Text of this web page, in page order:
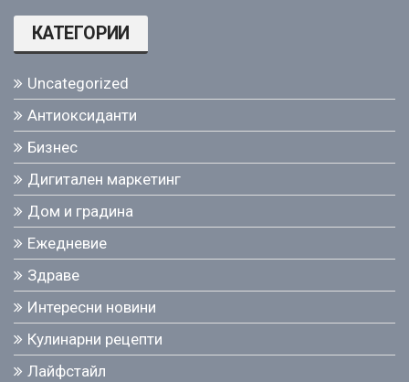
КАТЕГОРИИ
Uncategorized
Антиоксиданти
Бизнес
Дигитален маркетинг
Дом и градина
Ежедневие
Здраве
Интересни новини
Кулинарни рецепти
Лайфстайл